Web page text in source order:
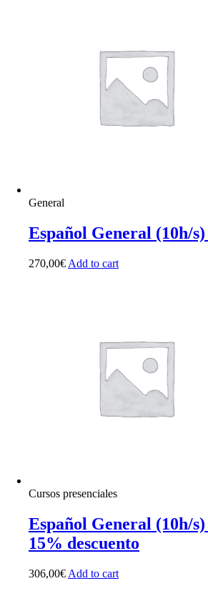
General
Español General (10h/s)
270,00€ Add to cart
Cursos presenciales
Español General (10h/s)
15% descuento
306,00€ Add to cart